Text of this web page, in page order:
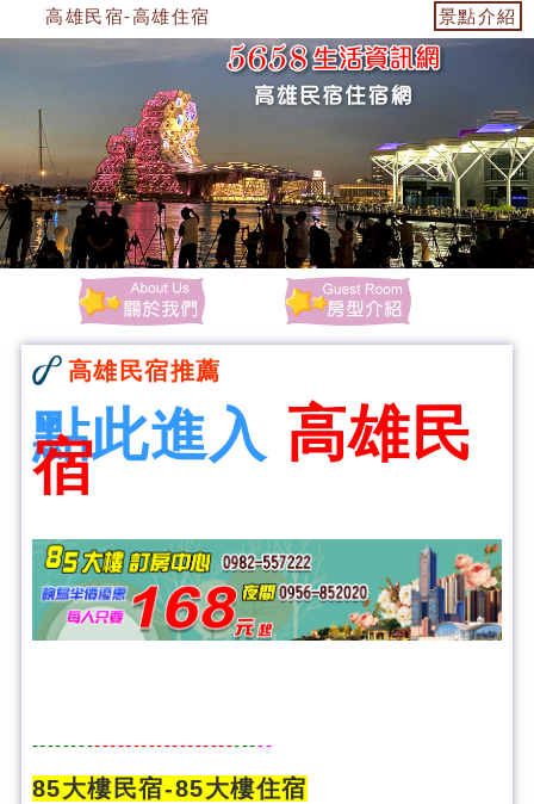
高雄民宿-高雄住宿 景點介紹
高雄民宿推薦
點此進入 高雄民
宿
-------------------------------
85大樓民宿-85大樓住宿